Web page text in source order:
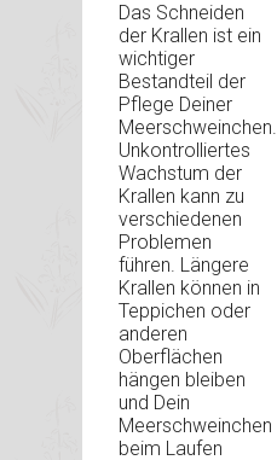
Das Schneiden
der Krallen ist ein
wichtiger
Bestandteil der
Pflege Deiner
Meerschweinchen.
Unkontrolliertes
Wachstum der
Krallen kann zu
verschiedenen
Problemen
führen. Längere
Krallen können in
Teppichen oder
anderen
Oberflächen
hängen bleiben
und Dein
Meerschweinchen
beim Laufen